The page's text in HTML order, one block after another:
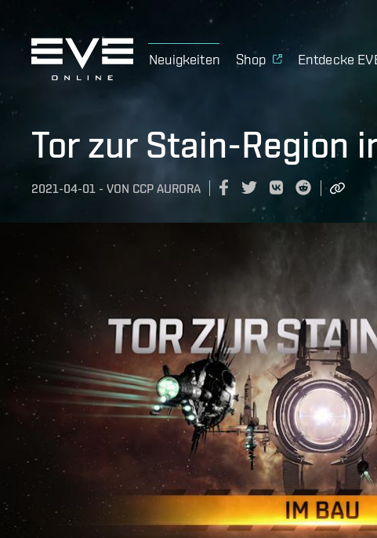
Neuigkeiten Shop Entdecke
Tor zur Stain-Region
2021-04-01 - VON CCP AURORA